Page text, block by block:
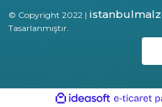
© Copyright 2022 |
Tasarlanmıştır.
ideasoft